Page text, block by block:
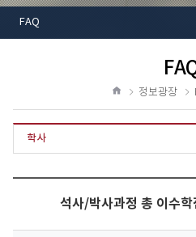
FAQ
정보광장
학사
석사/박사과정 총 이수